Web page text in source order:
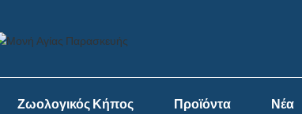
Ζωολογικός Κήπος Προϊόντα Νέα